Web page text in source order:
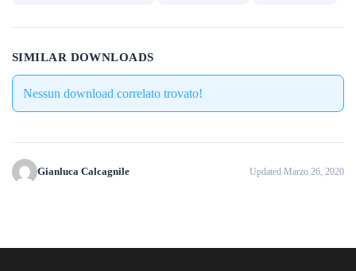
SIMILAR DOWNLOADS
Nessun download correlato trovato!
Gianluca Calcagnile Updated Marzo 26, 2020